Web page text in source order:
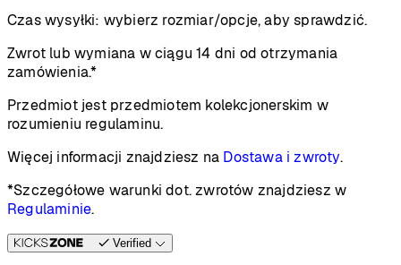
Czas wysyłki: wybierz rozmiar/opcje, aby sprawdzić.
Zwrot lub wymiana w ciągu 14 dni od otrzymania
zamówienia.*
Przedmiot jest przedmiotem kolekcjonerskim w
rozumieniu regulaminu.
Więcej informacji znajdziesz na Dostawa i zwroty.
*Szczegółowe warunki dot. zwrotów znajdziesz w
Regulaminie.
Verified